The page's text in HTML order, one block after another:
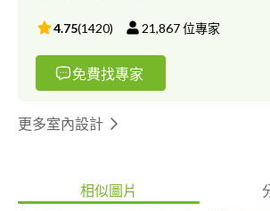
4.75(1420) 21,867位專家
免費找專家
更多室內設計
相似圖片